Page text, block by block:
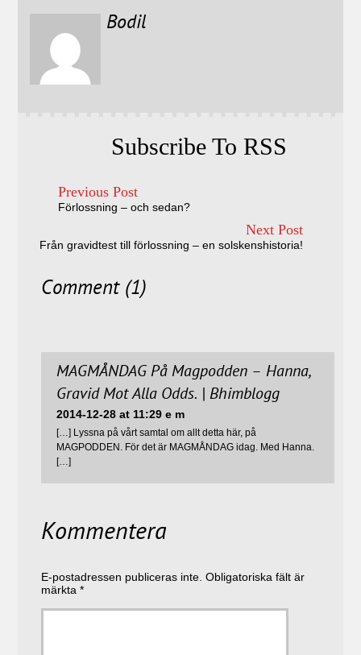
Bodil
Subscribe To RSS
Previous Post
Förlossning – och sedan?
Next Post
Från gravidtest till förlossning – en solskenshistoria!
Comment (1)
MAGMÅNDAG På Magpodden – Hanna,
Gravid Mot Alla Odds. | Bhimblogg
2014-12-28 at 11:29 e m
[…] Lyssna på vårt samtal om allt detta här, på
MAGPODDEN. För det är MAGMÅNDAG idag. Med Hanna.
[…]
Kommentera
E-postadressen publiceras inte. Obligatoriska fält är
märkta*